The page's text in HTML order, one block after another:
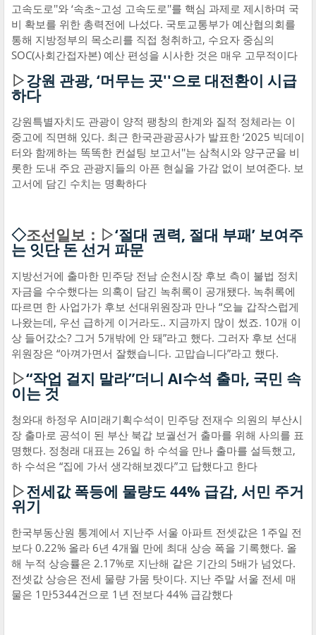
고속도로''와 ‘속초~고성 고속도로''를 핵심 과제로 제시하며 국
비 확보를 위한 총력전에 나섰다. 국토교통부가 예산협의회를
통해 지방정부의 목소리를 직접 청취하고, 수요자 중심의
SOC(사회간접자본) 예산 편성을 시사한 것은 매우 고무적이다
▷강원 관광, ‘머무는 곳''으로 대전환이 시급
하다
강원특별자치도 관광이 양적 팽창의 한계와 질적 정체라는 이
중고에 직면해 있다. 최근 한국관광공사가 발표한 ‘2025 빅데이
터와 함께하는 똑똑한 컨설팅 보고서''는 삼척시와 양구군을 비
롯한 도내 주요 관광지들의 아픈 현실을 가감 없이 보여준다. 보
고서에 담긴 수치는 명확하다
◇조선일보：▷‘절대 권력, 절대 부패’ 보여주
는 잇단 돈 선거 파문
지방선거에 출마한 민주당 전남 순천시장 후보 측이 불법 정치
자금을 수수했다는 의혹이 담긴 녹취록이 공개됐다. 녹취록에
따르면 한 사업가가 후보 선대위원장과 만나 “오늘 갑작스럽게
나왔는데, 우선 급하게 이거라도.. 지금까지 많이 썼죠. 10개 이
상 들어갔소? 그거 5개밖에 안 돼”라고 했다. 그러자 후보 선대
위원장은 “아껴가면서 잘했습니다. 고맙습니다”라고 했다.
▷“작업 걸지 말라”더니 AI수석 출마, 국민 속
이는 것
청와대 하정우 AI미래기획수석이 민주당 전재수 의원의 부산시
장 출마로 공석이 된 부산 북갑 보궐선거 출마를 위해 사의를 표
명했다. 정청래 대표는 26일 하 수석을 만나 출마를 설득했고,
하 수석은 “집에 가서 생각해보겠다”고 답했다고 한다
▷전세값 폭등에 물량도 44% 급감, 서민 주거
위기
한국부동산원 통계에서 지난주 서울 아파트 전셋값은 1주일 전
보다 0.22% 올라 6년 4개월 만에 최대 상승 폭을 기록했다. 올
해 누적 상승률은 2.17%로 지난해 같은 기간의 5배가 넘었다.
전셋값 상승은 전세 물량 가뭄 탓이다. 지난 주말 서울 전세 매
물은 1만5344건으로 1년 전보다 44% 급감했다